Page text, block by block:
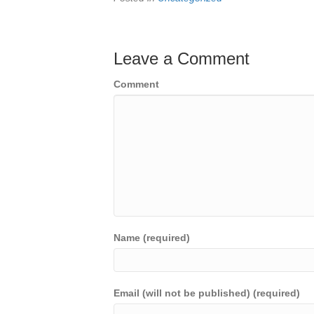
Leave a Comment
Comment
Name (required)
Email (will not be published) (required)